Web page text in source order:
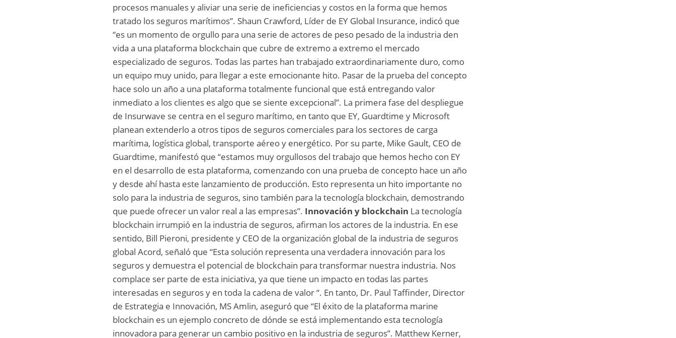
procesos manuales y aliviar una serie de ineficiencias y costos en la forma que hemos
tratado los seguros marítimos”. Shaun Crawford, Líder de EY Global Insurance, indicó que
“es un momento de orgullo para una serie de actores de peso pesado de la industria den
vida a una plataforma blockchain que cubre de extremo a extremo el mercado
especializado de seguros. Todas las partes han trabajado extraordinariamente duro, como
un equipo muy unido, para llegar a este emocionante hito. Pasar de la prueba del concepto
hace solo un año a una plataforma totalmente funcional que está entregando valor
inmediato a los clientes es algo que se siente excepcional”. La primera fase del despliegue
de Insurwave se centra en el seguro marítimo, en tanto que EY, Guardtime y Microsoft
planean extenderlo a otros tipos de seguros comerciales para los sectores de carga
marítima, logística global, transporte aéreo y energético. Por su parte, Mike Gault, CEO de
Guardtime, manifestó que “estamos muy orgullosos del trabajo que hemos hecho con EY
en el desarrollo de esta plataforma, comenzando con una prueba de concepto hace un año
y desde ahí hasta este lanzamiento de producción. Esto representa un hito importante no
solo para la industria de seguros, sino también para la tecnología blockchain, demostrando
que puede ofrecer un valor real a las empresas”. Innovación y blockchain La tecnología
blockchain irrumpió en la industria de seguros, afirman los actores de la industria. En ese
sentido, Bill Pieroni, presidente y CEO de la organización global de la industria de seguros
global Acord, señaló que “Esta solución representa una verdadera innovación para los
seguros y demuestra el potencial de blockchain para transformar nuestra industria. Nos
complace ser parte de esta iniciativa, ya que tiene un impacto en todas las partes
interesadas en seguros y en toda la cadena de valor “. En tanto, Dr. Paul Taffinder, Director
de Estrategia e Innovación, MS Amlin, aseguró que “El éxito de la plataforma marine
blockchain es un ejemplo concreto de dónde se está implementando esta tecnología
innovadora para generar un cambio positivo en la industria de seguros”. Matthew Kerner,